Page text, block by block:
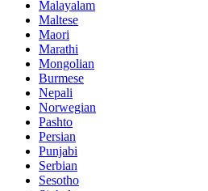
Malayalam
Maltese
Maori
Marathi
Mongolian
Burmese
Nepali
Norwegian
Pashto
Persian
Punjabi
Serbian
Sesotho